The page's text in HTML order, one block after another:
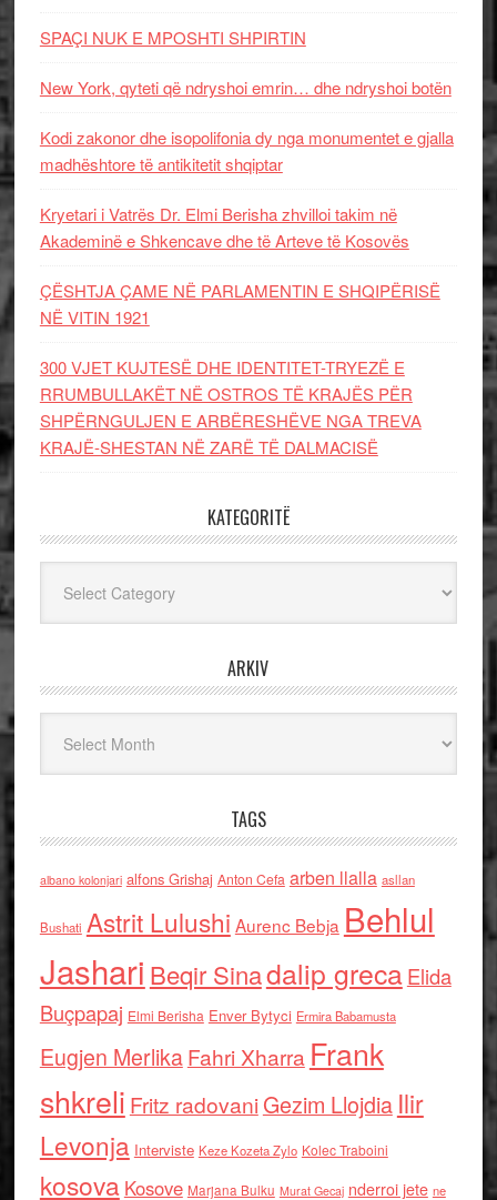
SPAÇI NUK E MPOSHTI SHPIRTIN
New York, qyteti që ndryshoi emrin… dhe ndryshoi botën
Kodi zakonor dhe isopolifonia dy nga monumentet e gjalla
madhështore të antikitetit shqiptar
Kryetari i Vatrës Dr. Elmi Berisha zhvilloi takim në
Akademinë e Shkencave dhe të Arteve të Kosovës
ÇËSHTJA ÇAME NË PARLAMENTIN E SHQIPËRISË
NË VITIN 1921
300 VJET KUJTESË DHE IDENTITET-TRYEZË E
RRUMBULLAKËT NË OSTROS TË KRAJËS PËR
SHPËRNGULJEN E ARBËRESHËVE NGA TREVA
KRAJË-SHESTAN NË ZARË TË DALMACISË
KATEGORITË
ARKIV
TAGS
albano kolonjari alfons Grishaj Anton Cefa arben llalla asllan
Bushati Astrit Lulushi Aurenc Bebja Behlul
Jashari Beqir Sinadalip grecaElida
Buçpapaj Elmi Berisha Enver Bytyci Ermira Babamusta
Eugjen MerlikaFahri Xharra Frank
shkreli Fritz radovaniGezim Llojdia Ilir
Levonja Interviste Keze Kozeta Zylo Kolec Traboini
kosova Kosove Marjana Bulku Murat Gecaj nderroi jete ne